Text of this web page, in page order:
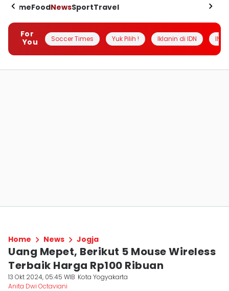
HomeFoodNewsSportTravel
For
You
Soccer Times Yuk Pilih ! Iklanin di IDN
Home News Jogja
Uang Mepet, Berikut 5 Mouse Wireless
Terbaik Harga Rp100 Ribuan
13 Okt 2024, 05:45 WIB Kota Yogyakarta
Anita Dwi Octaviani